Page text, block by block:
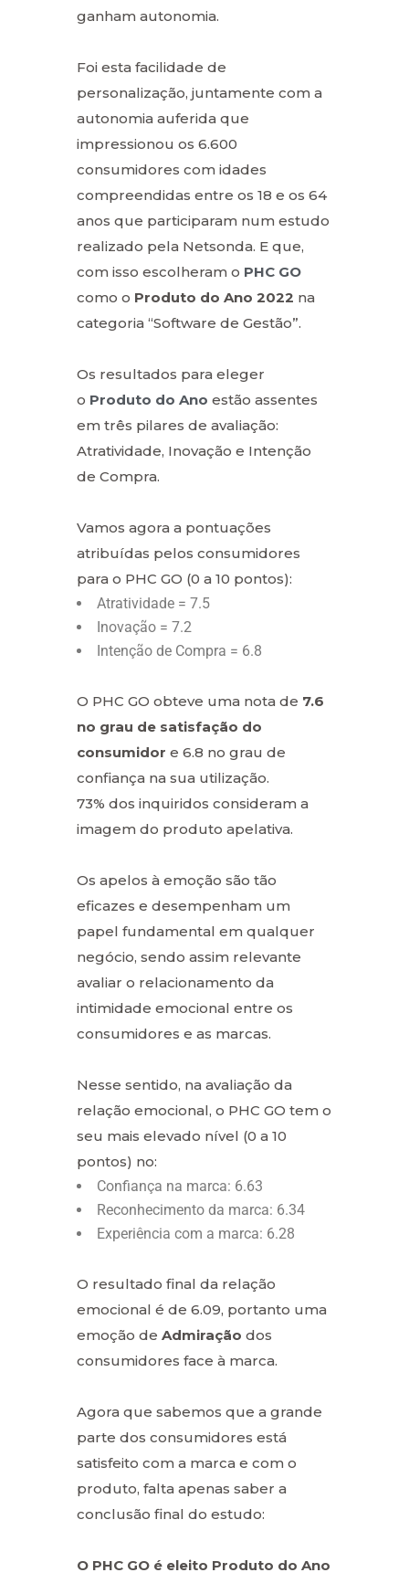
ganham autonomia.
Foi esta facilidade de
personalização, juntamente com a
autonomia auferida que
impressionou os 6.600
consumidores com idades
compreendidas entre os 18 e os 64
anos que participaram num estudo
realizado pela Netsonda. E que,
com isso escolheram o PHC GO
como o Produto do Ano 2022 na
categoria “Software de Gestão”.
Os resultados para eleger
o Produto do Ano estão assentes
em três pilares de avaliação:
Atratividade, Inovação e Intenção
de Compra.
Vamos agora a pontuações
atribuídas pelos consumidores
para o PHC GO (0 a 10 pontos):
Atratividade = 7.5
Inovação = 7.2
Intenção de Compra = 6.8
O PHC GO obteve uma nota de 7.6
no grau de satisfação do
consumidor e 6.8 no grau de
confiança na sua utilização.
73% dos inquiridos consideram a
imagem do produto apelativa.
Os apelos à emoção são tão
eficazes e desempenham um
papel fundamental em qualquer
negócio, sendo assim relevante
avaliar o relacionamento da
intimidade emocional entre os
consumidores e as marcas.
Nesse sentido, na avaliação da
relação emocional, o PHC GO tem o
seu mais elevado nível (0 a 10
pontos) no:
Confiança na marca: 6.63
Reconhecimento da marca: 6.34
Experiência com a marca: 6.28
O resultado final da relação
emocional é de 6.09, portanto uma
emoção de Admiração dos
consumidores face à marca.
Agora que sabemos que a grande
parte dos consumidores está
satisfeito com a marca e com o
produto, falta apenas saber a
conclusão final do estudo:
O PHC GO é eleito Produto do Ano